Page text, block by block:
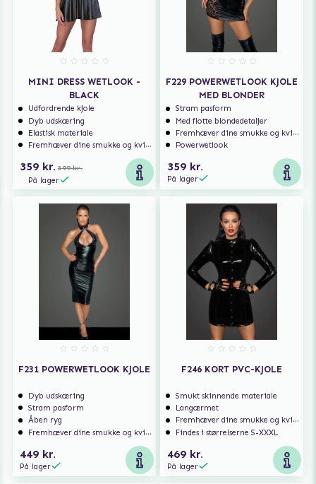
MINI DRESS WETLOOK -
BLACK
Udfordrende kjole
Dyb udskæring
Elastisk materiale
Fremhæver dine smukke og kvindelige former
359 kr. 399 kr.
På lager
F229 POWERWETLOOK KJOLE
MED BLONDER
Stram pasform
Med flotte blondedetaljer
Fremhæver dine smukke og kvindelige former
Powerwetlook
359 kr.
På lager
F231 POWERWETLOOK KJOLE
Dyb udskæring
Stram pasform
Åben ryg
Fremhæver dine smukke og kvindelige former
449 kr.
På lager
F246 KORT PVC-KJOLE
Smukt skinnende materiale
Langærmet
Fremhæver dine smukke og kvindelige former
Findes i størrelserne S-XXXL
469 kr.
På lager